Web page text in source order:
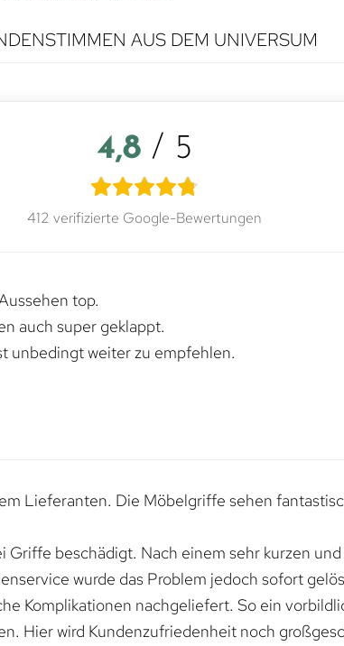
AUS DEM UNIVERSUM
4,8 / 5
412 verifizierte Google-Bewertungen
top.
auch super geklappt.
unbedingt weiter zu empfehlen.
Lieferanten. Die Möbelgriffe sehen
Griffe beschädigt. Nach einem sehr kurzen
wurde das Problem jedoch sofort
Komplikationen nachgeliefert. So ein
Hier wird Kundenzufriedenheit noch